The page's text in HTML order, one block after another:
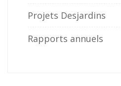
Projets Desjardins
Rapports annuels